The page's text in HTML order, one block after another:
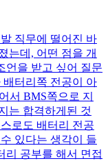
직무에 떨어진 바
는데, 어떤 점을 개
언을 받고 싶어 질문
배터리쪽 전공이 아
서 BMS쪽으로 지
는 합격하게된 것
로도 배터리 전공
있다는 생각이 들
리 공부를 해서 면접